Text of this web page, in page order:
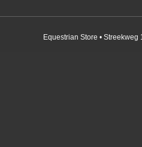
Equestrian Store • Streekweg